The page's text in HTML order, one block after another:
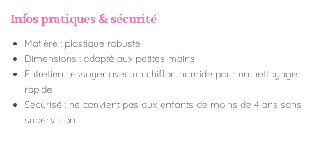
Infos pratiques & sécurité
Matière : plastique robuste
Dimensions : adapté aux petites mains
Entretien : essuyer avec un chiffon humide pour un nettoyage
rapide
Sécurisé : ne convient pas aux enfants de moins de 4 ans sans
supervision